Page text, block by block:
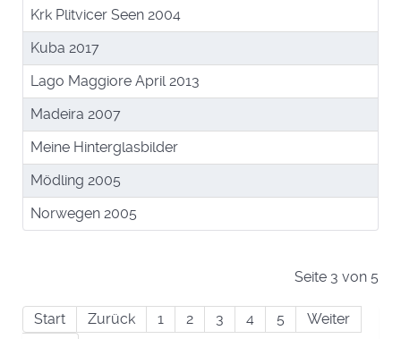
Krk Plitvicer Seen 2004
Kuba 2017
Lago Maggiore April 2013
Madeira 2007
Meine Hinterglasbilder
Mödling 2005
Norwegen 2005
Seite 3 von 5
Start Zurück 1 2 3 4 5
Weiter